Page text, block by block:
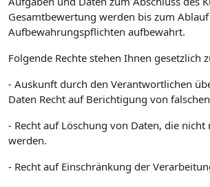
Gesamtbewertung werden bis zum
Aufbewahrungspflichten aufbewahrt.
Folgende Rechte stehen Ihnen gesetzlich
- Auskunft durch den Verantwortlichen
Daten Recht auf Berichtigung von
- Recht auf Löschung von Daten, die
werden.
- Recht auf Einschränkung der